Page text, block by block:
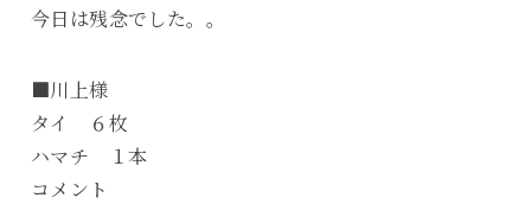
今日は残念でした。。
■川上様
タイ ６枚
ハマチ １本
コメント